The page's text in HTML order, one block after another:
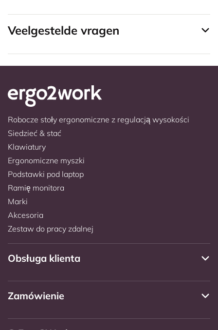
Veelgestelde vragen
Robocze stoły ergonomiczne z regulacją wysokości
Siedzieć & stać
Klawiatury
Ergonomiczne myszki
Podstawki pod laptop
Ramię monitora
Marki
Akcesoria
Zestaw do pracy zdalnej
Obsługa klienta
Zamówienie